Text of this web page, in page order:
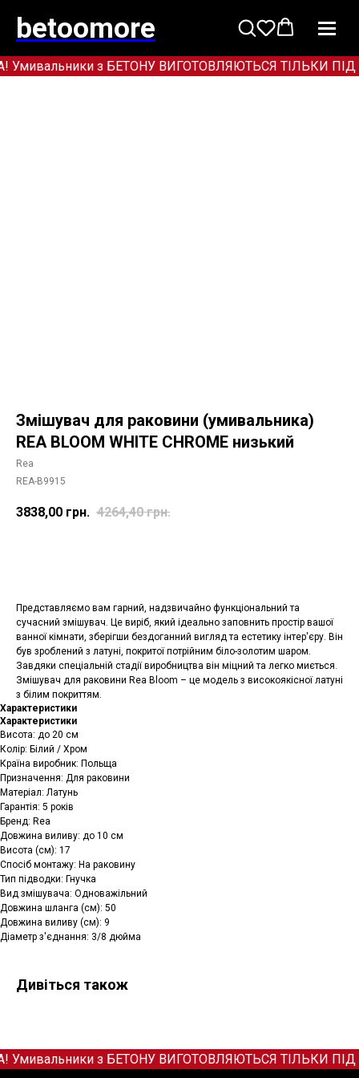
betoomore
Умивальники з БЕТОНУ ВИГОТОВЛЯЮТЬСЯ ТІЛЬКИ ПІД
Змішувач для раковини (умивальника)
REA BLOOM WHITE CHROMЕ низький
Rea
REA-B9915
3838,00 грн. 4264,40 грн.
Представляємо вам гарний, надзвичайно функціональний та
сучасний змішувач. Це виріб, який ідеально заповнить простір вашої
ванної кімнати, зберігши бездоганний вигляд та естетику інтер'єру. Він
був зроблений з латуні, покритої потрійним біло-золотим шаром.
Завдяки спеціальній стадії виробництва він міцний та легко миється.
Змішувач для раковини Rea Bloom – це модель з високоякісної латуні
з білим покриттям.
Характеристики
Характеристики
Висота: до 20 см
Колір: Білий / Хром
Країна виробник: Польща
Призначення: Для раковини
Матеріал: Латунь
Гарантія: 5 років
Бренд: Rea
Довжина виливу: до 10 см
Висота (см): 17
Спосіб монтажу: На раковину
Тип підводки: Гнучка
Вид змішувача: Одноважільний
Довжина шланга (см): 50
Довжина виливу (см): 9
Діаметр з'єднання: 3/8 дюйма
Дивіться також
Умивальники з БЕТОНУ ВИГОТОВЛЯЮТЬСЯ ТІЛЬКИ ПІД